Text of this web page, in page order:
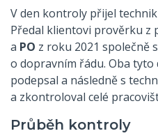
V den kontroly přijel
Předal klientovi prověrku z
a PO z roku 2021 společně s
o dopravním řádu. Oba
podepsal a následně s
a zkontroloval celé
Průběh kontroly